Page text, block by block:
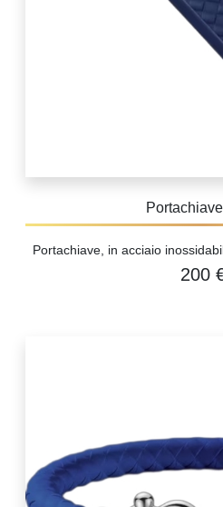
Portachiave, in acciaio
200